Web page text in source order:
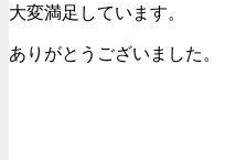
大変満足しています。
ありがとうございました。